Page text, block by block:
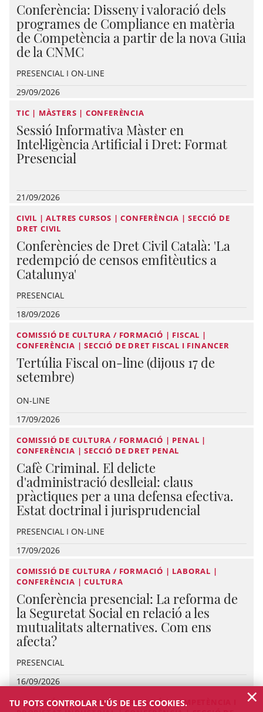
Conferència: Disseny i valoració dels
programes de Compliance en matèria
de Competència a partir de la nova Guia
de la CNMC
PRESENCIAL I ON-LINE
29/09/2026
TIC | MÀSTERS | CONFERÈNCIA
Sessió Informativa Màster en
Intel·ligència Artificial i Dret: Format
Presencial
21/09/2026
CIVIL | ALTRES CURSOS | CONFERÈNCIA | SECCIÓ DE
DRET CIVIL
Conferències de Dret Civil Català: 'La
redempció de censos emfitèutics a
Catalunya'
PRESENCIAL
18/09/2026
COMISSIÓ DE CULTURA / FORMACIÓ | FISCAL |
CONFERÈNCIA | SECCIÓ DE DRET FISCAL I FINANCER
Tertúlia Fiscal on-line (dijous 17 de
setembre)
ON-LINE
17/09/2026
COMISSIÓ DE CULTURA / FORMACIÓ | PENAL |
CONFERÈNCIA | SECCIÓ DE DRET PENAL
Cafè Criminal. El delicte
d'administració deslleial: claus
pràctiques per a una defensa efectiva.
Estat doctrinal i jurisprudencial
PRESENCIAL I ON-LINE
17/09/2026
COMISSIÓ DE CULTURA / FORMACIÓ | LABORAL |
CONFERÈNCIA | CULTURA
Conferència presencial: La reforma de
la Seguretat Social en relació a les
mutualitats alternatives. Com ens
afecta?
PRESENCIAL
16/09/2026
COMISSIÓ DE CULTURA / FORMACIÓ | COMPETÈNCIA I
TU POTS CONTROLAR L'ÚS DE LES COOKIES. ×